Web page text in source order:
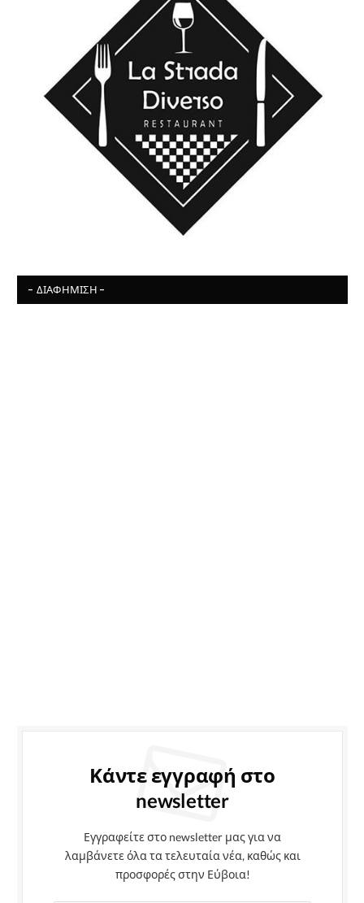
- ΔΙΑΦΉΜΙΣΗ -
Κάντε εγγραφή στο
newsletter
Εγγραφείτε στο newsletter μας για να
λαμβάνετε όλα τα τελευταία νέα, καθώς και
προσφορές στην Εύβοια!